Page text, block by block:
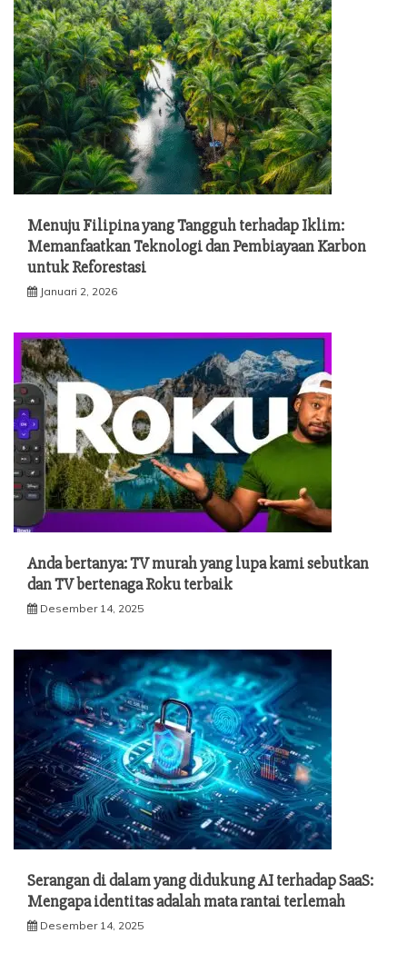
Menuju Filipina yang Tangguh terhadap Iklim:
Memanfaatkan Teknologi dan Pembiayaan Karbon
untuk Reforestasi
Januari 2, 2026
Anda bertanya: TV murah yang lupa kami sebutkan
dan TV bertenaga Roku terbaik
Desember 14, 2025
Serangan di dalam yang didukung AI terhadap SaaS:
Mengapa identitas adalah mata rantai terlemah
Desember 14, 2025